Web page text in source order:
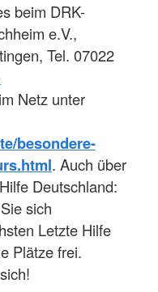
beim DRK-
e.V.,
Tel. 07022
Netz unter
besondere-
. Auch über
Deutschland:
sich
Letzte Hilfe
Plätze frei.